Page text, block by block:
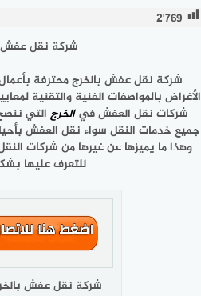
2٬769
شركة نقل عفش
شركة نقل عفش بالخرج محترفة
الأغراض بالمواصفات الفنية والتقنية
شركات نقل العفش فيالخرج التي
جميع خدمات النقل سواء نقل العفش
وهذا ما يميزها عن غيرها من شركات
للتعرف عليها
شركة نقل عفش